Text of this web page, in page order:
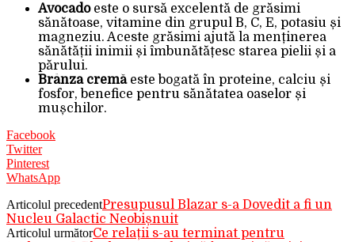
Avocadoeste o sursă excelentă de grăsimi
sănătoase, vitamine din grupul B, C, E, potasiu și
magneziu. Aceste grăsimi ajută la menținerea
sănătății inimii și îmbunătățesc starea pielii și a
părului.
Brânza cremăeste bogată în proteine, calciu și
fosfor, benefice pentru sănătatea oaselor și
mușchilor.
Facebook
Twitter
Pinterest
WhatsApp
Articolul precedentPresupusul Blazar s-a Dovedit a fi un
Nucleu Galactic Neobișnuit
Articolul următorCe relații s-au terminat pentru